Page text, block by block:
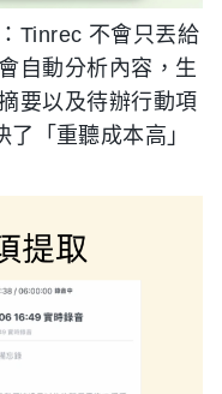
：Tinrec 不會只丟給
自動分析內容，生
要以及待辦行動項
了「重聽成本高」